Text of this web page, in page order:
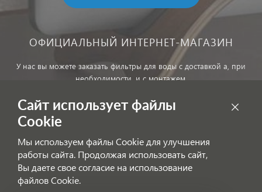
ОФИЦИАЛЬНЫЙ ИНТЕРНЕТ-МАГАЗИН
У нас вы можете заказать фильтры для воды с доставкой а, при
необходимости, и с монтажем.
офертой!
Согласие на получение информационных рассылок
Сайт использует файлы
Cookie
Мы используем файлы Cookie для улучшения
работы сайта. Продолжая использовать сайт,
Вы даете свое согласие на использование
файлов Cookie.